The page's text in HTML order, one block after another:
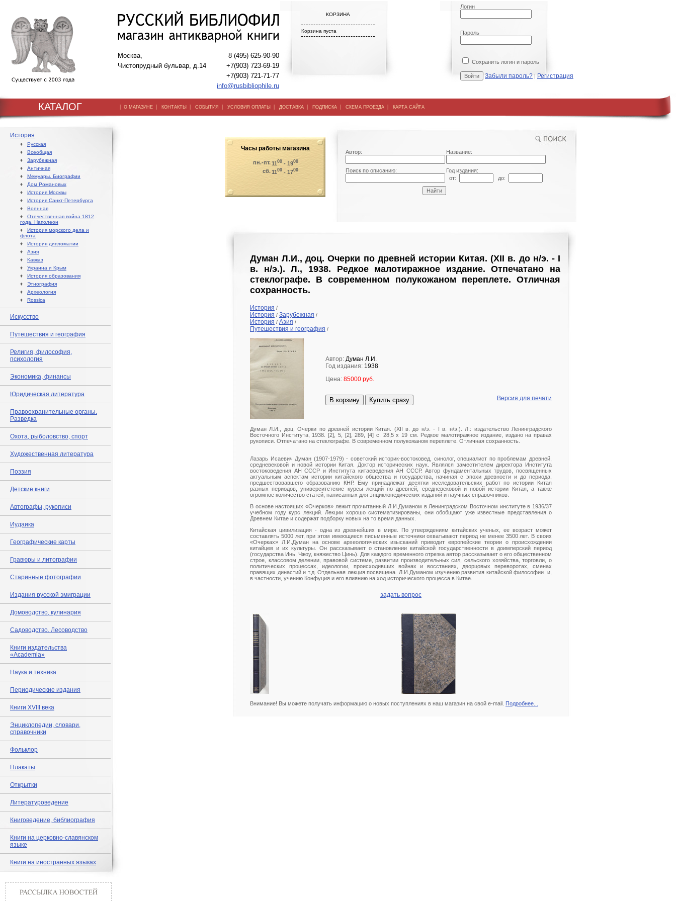
Москва,
Чистопрудный бульвар, д.14
8 (495) 625-90-90
+7(903) 723-69-19
+7(903) 721-71-77
info@rusbibliophile.ru
КОРЗИНА
Корзина пуста
Логин
Пароль
Сохранить логин и пароль
Забыли пароль? | Регистрация
КАТАЛОГ | О МАГАЗИНЕ | КОНТАКТЫ | СОБЫТИЯ | УСЛОВИЯ ОПЛАТЫ | ДОСТАВКА | ПОДПИСКА | СХЕМА ПРОЕЗДА | КАРТА САЙТА
История
♦ Русская
♦ Всеобщая
♦ Зарубежная
♦ Античная
♦ Мемуары. Биографии
♦ Дом Романовых
♦ История Москвы
♦ История Санкт-Петербурга
♦ Военная
♦ Отечественная война 1812
года. Наполеон
♦ История морского дела и
флота
♦ История дипломатии
♦ Азия
♦ Кавказ
♦ Украина и Крым
♦ История образования
♦ Этнография
♦ Археология
♦ Rossica
Искусство
Путешествия и география
Религия, философия,
психология
Экономика, финансы
Юридическая литература
Правоохранительные органы.
Разведка
Охота, рыболовство, спорт
Художественная литература
Поэзия
Детские книги
Автографы, рукописи
Иудаика
Географические карты
Гравюры и литографии
Старинные фотографии
Издания русской эмиграции
Домоводство, кулинария
Садоводство. Лесоводство
Книги издательства
«Academia»
Наука и техника
Периодические издания
Книги XVIII века
Энциклопедии, словари,
справочники
Фольклор
Плакаты
Открытки
Литературоведение
Книговедение, библиография
Книги на церковно-славянском
языке
Книги на иностранных языках
Часы работы магазина
пн.-пт.1100 - 1900
сб.1100 - 1700
Автор: Название:
Поиск по описанию:
Год издания:
от:
до:
Думан Л.И., доц. Очерки по древней истории Китая. (XII в. до н/э. - I
в. н/э.). Л., 1938. Редкое малотиражное издание. Отпечатано на
стеклографе. В современном полукожаном переплете. Отличная
сохранность.
История /
История / Зарубежная /
История / Азия /
Путешествия и география /
Автор: Думан Л.И.
Год издания: 1938
Цена: 85000 руб.
В корзину Купить сразу Версия для печати
Думан Л.И., доц. Очерки по древней истории Китая. (XII в. до н/э. - I в. н/э.). Л.: издательство Ленинградского
Восточного Института, 1938. [2], 5, [2], 289, [4] с. 28,5 х 19 см. Редкое малотиражное издание, издано на правах
рукописи. Отпечатано на стеклографе. В современном полукожаном переплете. Отличная сохранность.
Лазарь Исаевич Думан (1907-1979) - советский историк-востоковед, синолог, специалист по проблемам древней,
средневековой и новой истории Китая. Доктор исторических наук. Являлся заместителем директора Института
востоковедения АН СССР и Института китаеведения АН СССР. Автор фундаментальных трудов, посвященных
актуальным аспектам истории китайского общества и государства, начиная с эпохи древности и до периода,
предшествовавшего образованию КНР. Ему принадлежат десятки исследовательских работ по истории Китая
разных периодов, университетские курсы лекций по древней, средневековой и новой истории Китая, а также
огромное количество статей, написанных для энциклопедических изданий и научных справочников.
В основе настоящих «Очерков» лежит прочитанный Л.И.Думаном в Ленинградском Восточном институте в 1936/37
учебном году курс лекций. Лекции хорошо систематизированы, они обобщают уже известные представления о
Древнем Китае и содержат подборку новых на то время данных.
Китайская цивилизация - одна из древнейших в мире. По утверждениям китайских ученых, ее возраст может
составлять 5000 лет, при этом имеющиеся письменные источники охватывают период не менее 3500 лет. В своих
«Очерках» Л.И.Думан на основе археологических изысканий приводит европейские теории о происхождении
китайцев и их культуры. Он рассказывает о становлении китайской государственности в доимперский период
(государства Инь, Чжоу, княжество Цинь). Для каждого временного отрезка автор рассказывает о его общественном
строе, классовом делении, правовой системе, развитии производительных сил, сельского хозяйства, торговли, о
политических процессах, идеологии, происходивших войнах и восстаниях, дворцовых переворотах, сменах
правящих династий и т.д. Отдельная лекция посвящена Л.И.Думаном изучению развития китайской философии и,
в частности, учению Конфуция и его влиянию на ход исторического процесса в Китае.
задать вопрос
Внимание! Вы можете получать информацию о новых поступлениях в наш магазин на свой e-mail. Подробнее...